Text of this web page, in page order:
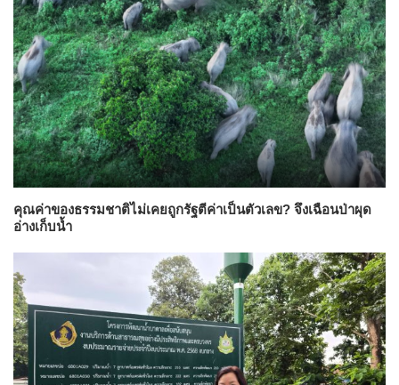
คุณค่าของธรรมชาติไม่เคยถูกรัฐตีค่าเป็นตัวเลข? จึงเฉือนป่าผุด
อ่างเก็บน้ำ